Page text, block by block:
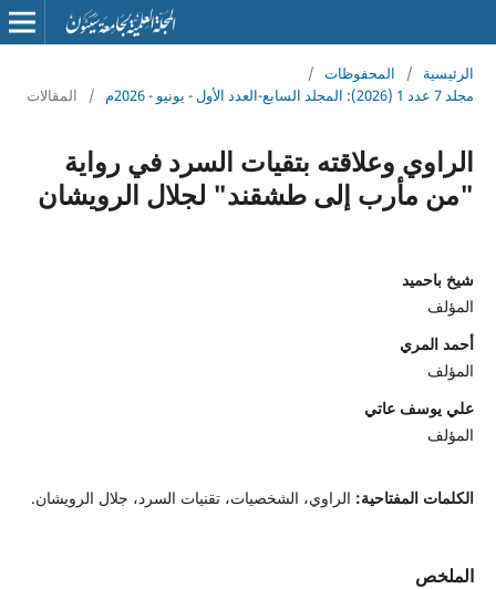
الرئيسية / المحفوظات /
مجلد 7 عدد 1 (2026): المجلد السابع-العدد الأول - يونيو - 2026م
/ المقالات
الراوي وعلاقته بتقيات السرد في رواية
"من مأرب إلى طشقند" لجلال الرويشان
شيخ باحميد
المؤلف
أحمد المري
المؤلف
علي يوسف عاتي
المؤلف
الكلمات المفتاحية: الراوي، الشخصيات، تقنيات السرد، جلال الرويشان.
الملخص